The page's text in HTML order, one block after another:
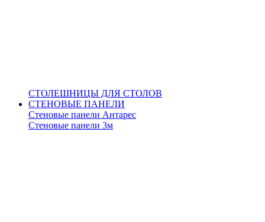
СТОЛЕШНИЦЫ ДЛЯ СТОЛОВ
СТЕНОВЫЕ ПАНЕЛИ
Стеновые панели Антарес
Стеновые панели 3м